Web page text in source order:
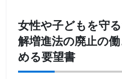
女性や子どもを守
解増進法の廃止の
める要望書